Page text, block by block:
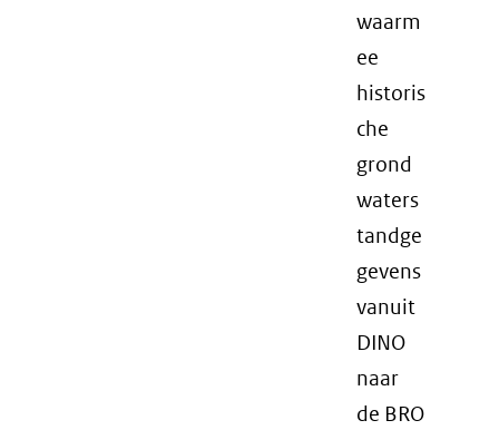
waarm
ee
historis
che
grond
waters
tandge
gevens
vanuit
DINO
naar
de BRO